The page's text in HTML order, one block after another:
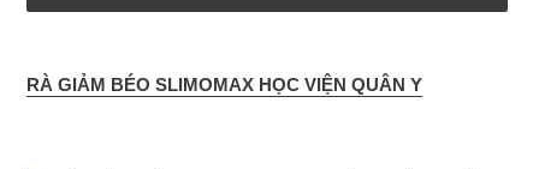
product
to
RÀ GIẢM BÉO SLIMOMAX HỌC VIỆN QUÂN Y